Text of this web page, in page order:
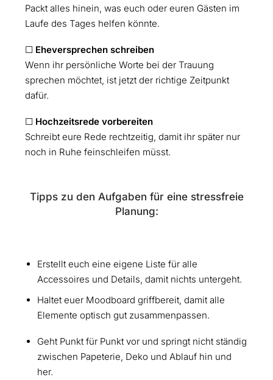
Packt alles hinein, was euch oder euren Gästen im
Laufe des Tages helfen könnte.
☐ Eheversprechen schreiben
Wenn ihr persönliche Worte bei der Trauung
sprechen möchtet, ist jetzt der richtige Zeitpunkt
dafür.
☐ Hochzeitsrede vorbereiten
Schreibt eure Rede rechtzeitig, damit ihr später nur
noch in Ruhe feinschleifen müsst.
Tipps zu den Aufgaben für eine stressfreie
Planung:
Erstellt euch eine eigene Liste für alle
Accessoires und Details, damit nichts untergeht.
Haltet euer Moodboard griffbereit, damit alle
Elemente optisch gut zusammenpassen.
Geht Punkt für Punkt vor und springt nicht ständig
zwischen Papeterie, Deko und Ablauf hin und
her.